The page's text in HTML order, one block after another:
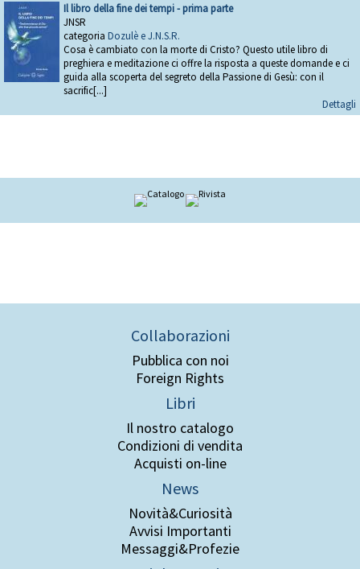
Il libro della fine dei tempi - prima parte
JNSR
categoria Dozulè e J.N.S.R.
Cosa è cambiato con la morte di Cristo? Questo utile libro di
preghiera e meditazione ci offre la risposta a queste domande e ci
guida alla scoperta del segreto della Passione di Gesù: con il
sacrific[...]
Dettagli
Collaborazioni
Pubblica con noi
Foreign Rights
Libri
Il nostro catalogo
Condizioni di vendita
Acquisti on-line
News
Novità&Curiosità
Avvisi Importanti
Messaggi&Profezie